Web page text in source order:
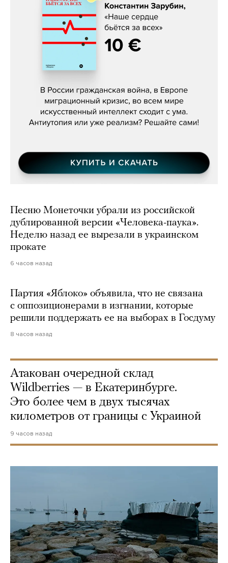
Константин Зарубин, «Наше сердце
Песню Монеточки убрали из российской
дублированной версии «Человека-паука».
Неделю назад ее вырезали в украинском
прокате
6 часов назад
Партия «Яблоко» объявила, что не связана
с оппозиционерами в изгнании, которые
решили поддержать ее на выборах в Госдуму
8 часов назад
Атакован очередной склад
Wildberries — в Екатеринбурге.
Это более чем в двух тысячах
километров от границы с Украиной
9 часов назад